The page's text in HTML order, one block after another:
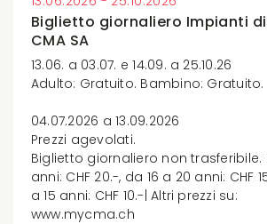
Biglietto giornaliero Impianti
CMA SA
13.06. a 03.07. e 14.09. a 25.10.26
Adulto: Gratuito. Bambino: Gratuito.
04.07.2026 a 13.09.2026
Prezzi agevolati.
Biglietto giornaliero non trasferibile.
anni: CHF 20.-, da 16 a 20 anni: CHF
a 15 anni: CHF 10.-| Altri prezzi su:
www.mycma.ch